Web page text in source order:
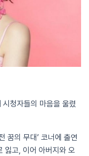
청자들의 마음을 울렸
꿈의 무대’ 코너에 출연
잃고, 이어 아버지와 오